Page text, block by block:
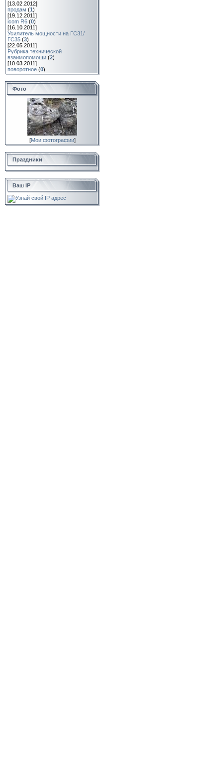
[13.02.2012]
продам (1)
[19.12.2011]
icom R6 (0)
[16.10.2011]
Усилитель мощности на ГС31/
ГС35 (3)
[22.05.2011]
Рубрика технической
взаимопомощи (2)
[10.03.2011]
поворотное (0)
Фото
[Мои фотографии]
Праздники
Ваш IP